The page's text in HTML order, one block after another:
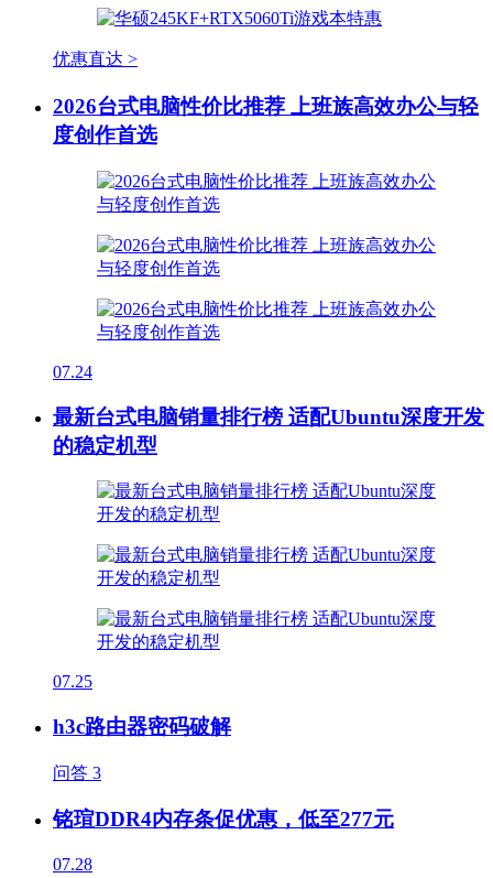
优惠直达 >
2026台式电脑性价比推荐 上班族高效办公与轻
度创作首选
07.24
最新台式电脑销量排行榜 适配Ubuntu深度开发
的稳定机型
07.25
h3c路由器密码破解
问答 3
铭瑄DDR4内存条促优惠，低至277元
07.28